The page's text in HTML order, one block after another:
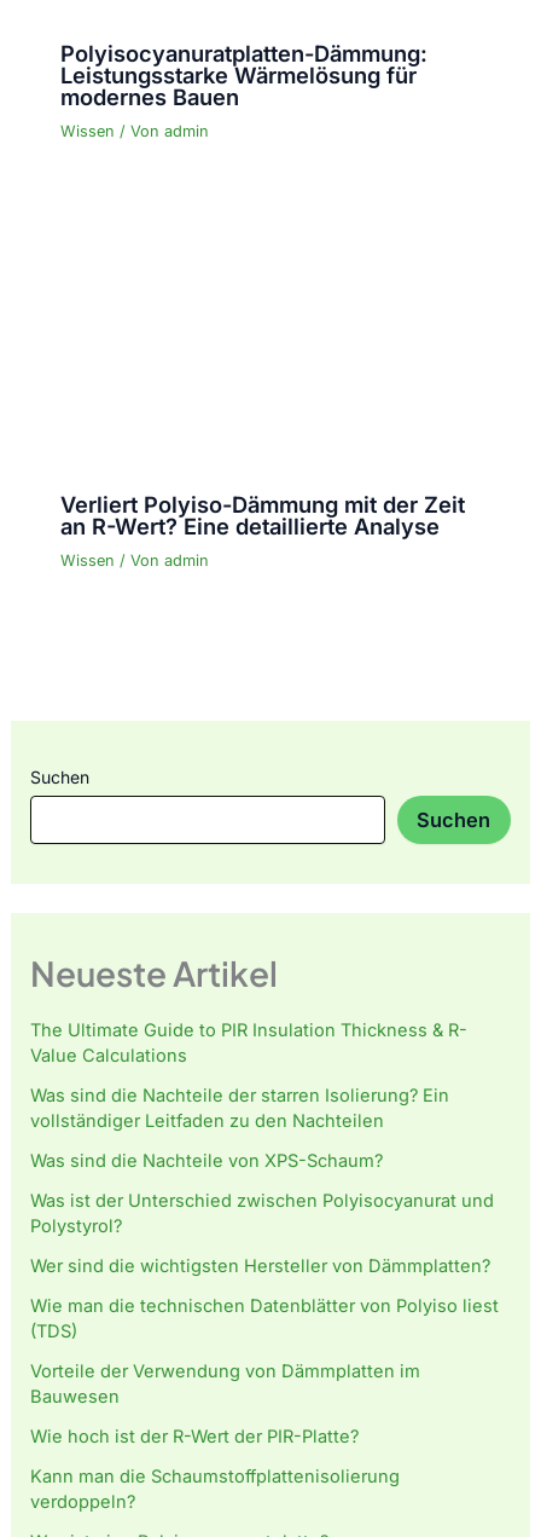
Polyisocyanuratplatten-Dämmung:
Leistungsstarke Wärmelösung für
modernes Bauen
Wissen / Von admin
Verliert Polyiso-Dämmung mit der Zeit
an R-Wert? Eine detaillierte Analyse
Wissen / Von admin
Suchen
Suchen
Neueste Artikel
The Ultimate Guide to PIR Insulation Thickness & R-
Value Calculations
Was sind die Nachteile der starren Isolierung? Ein
vollständiger Leitfaden zu den Nachteilen
Was sind die Nachteile von XPS-Schaum?
Was ist der Unterschied zwischen Polyisocyanurat und
Polystyrol?
Wer sind die wichtigsten Hersteller von Dämmplatten?
Wie man die technischen Datenblätter von Polyiso liest
(TDS)
Vorteile der Verwendung von Dämmplatten im
Bauwesen
Wie hoch ist der R-Wert der PIR-Platte?
Kann man die Schaumstoffplattenisolierung
verdoppeln?